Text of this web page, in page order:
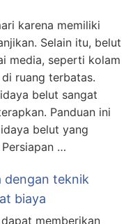
karena memiliki
Selain itu, belut
media, seperti kolam
ruang terbatas.
belut sangat
Panduan ini
belut yang
…
dengan teknik
biaya
memberikan